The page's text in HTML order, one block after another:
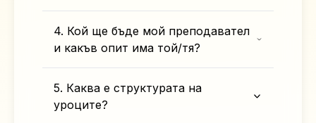
4. Кой ще бъде мой преподавател
и какъв опит има той/тя?
5. Каква е структурата на
уроците?